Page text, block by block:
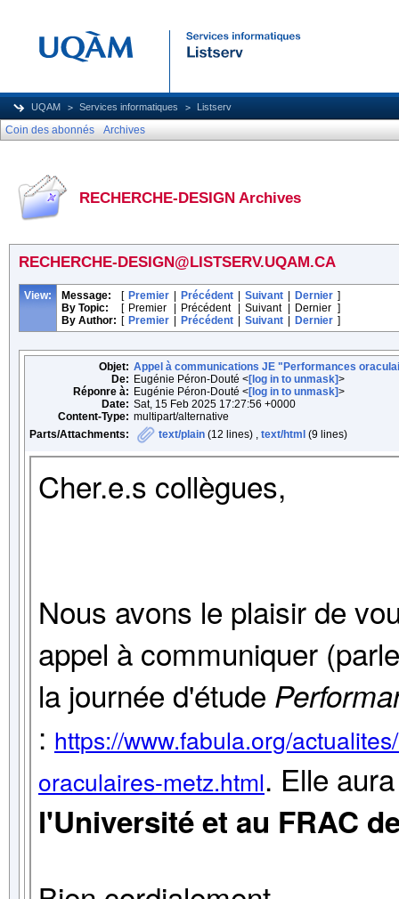
UQAM Services informatiques Listserv
Coin des abonnés Archives
RECHERCHE-DESIGN Archives
RECHERCHE-DESIGN@LISTSERV.UQAM.CA
View: Message: [ Premier Précédent Suivant Dernier ]
By Topic:
[ Premier Précédent Suivant Dernier ]
By Author: [ Premier Précédent Suivant Dernier ]
Objet: Appel à communications JE "Performances
De: Eugénie Péron-Douté <[log in to unmask]>
Réponre à: Eugénie Péron-Douté <[log in to unmask]>
Date: Sat, 15 Feb 2025 17:27:56 +0000
Content-Type: multipart/alternative
Parts/Attachments:
text/plain (12 lines) , text/html (9 lines)